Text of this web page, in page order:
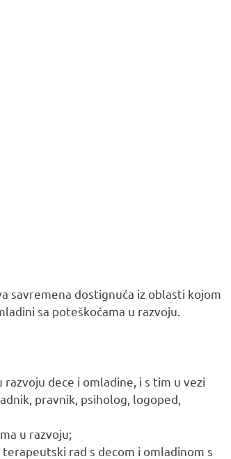
savremena dostignuća iz oblasti kojom
sa poteškoćama u razvoju.
dece i omladine, i s tim u vezi
pravnik, psiholog, logoped,
u razvoju;
rad s decom i omladinom s